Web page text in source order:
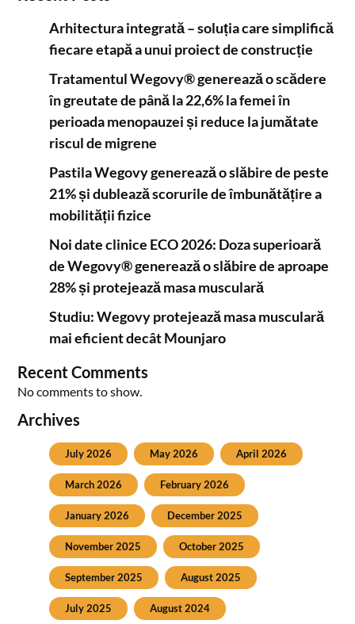
Arhitectura integrată – soluția care simplifică
fiecare etapă a unui proiect de construcție
Tratamentul Wegovy® generează o scădere
în greutate de până la 22,6% la femei în
perioada menopauzei și reduce la jumătate
riscul de migrene
Pastila Wegovy generează o slăbire de peste
21% și dublează scorurile de îmbunătățire a
mobilității fizice
Noi date clinice ECO 2026: Doza superioară
de Wegovy® generează o slăbire de aproape
28% și protejează masa musculară
Studiu: Wegovy protejează masa musculară
mai eficient decât Mounjaro
Recent Comments
No comments to show.
Archives
July 2026 May 2026 April 2026
March 2026 February 2026
January 2026 December 2025
November 2025 October 2025
September 2025 August 2025
July 2025 August 2024